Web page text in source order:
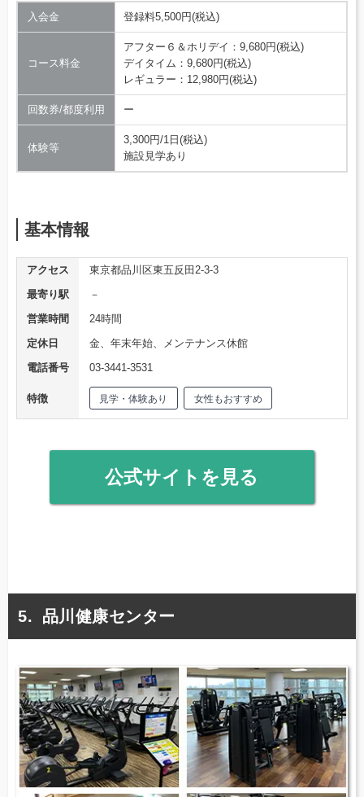
入会金 登録料5,500円(税込)
コース料金
アフター６＆ホリデイ：9,680円(税込)
デイタイム：9,680円(税込)
レギュラー：12,980円(税込)
回数券/都度利用 ー
体験等
3,300円/1日(税込)
施設見学あり
基本情報
アクセス
東京都品川区東五反田2-3-3
最寄り駅
－
営業時間
24時間
定休日
金、年末年始、メンテナンス休館
電話番号
03-3441-3531
特徴 見学・体験あり 女性もおすすめ
公式サイトを見る
品川健康センター